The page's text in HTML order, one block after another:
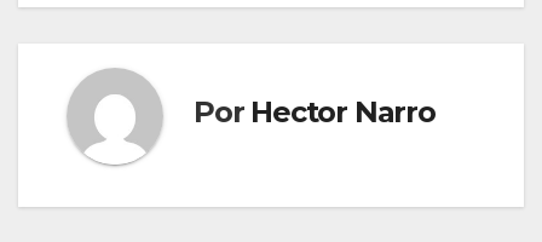
Por Hector Narro